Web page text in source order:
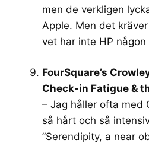
men de verkligen
Apple. Men det
vet har inte HP
FourSquare’s
Check-in Fatigue &
– Jag håller ofta med
så hårt och så
”Serendipity, a near